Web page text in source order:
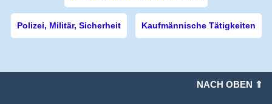
Polizei, Militär, Sicherheit Kaufmännische Tätigkeiten
NACH OBEN ⇑